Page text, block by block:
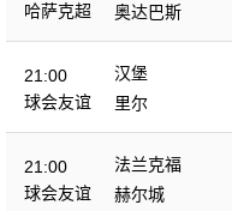
哈萨克超
奥达巴斯
21:00
球会友谊
汉堡
里尔
21:00
球会友谊
法兰克福
赫尔城